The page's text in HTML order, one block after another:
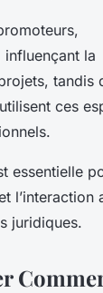
la
tandis
utilisent ces
essentielle
l’interaction
juridiques.